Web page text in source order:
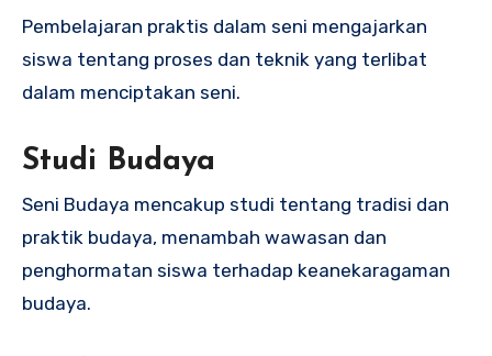
Pembelajaran praktis dalam seni mengajarkan
siswa tentang proses dan teknik yang terlibat
dalam menciptakan seni.
Studi Budaya
Seni Budaya mencakup studi tentang tradisi dan
praktik budaya, menambah wawasan dan
penghormatan siswa terhadap keanekaragaman
budaya.